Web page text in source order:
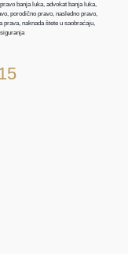
banja luka, advokat banja luka,
porodično pravo, nasledno pravo,
naknada štete u saobraćaju,